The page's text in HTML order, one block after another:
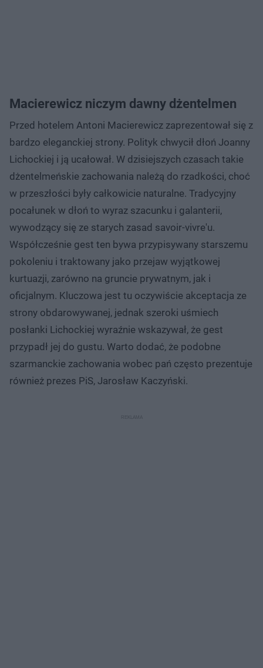
Macierewicz niczym dawny dżentelmen
Przed hotelem Antoni Macierewicz zaprezentował się z
bardzo eleganckiej strony. Polityk chwycił dłoń Joanny
Lichockiej i ją ucałował. W dzisiejszych czasach takie
dżentelmeńskie zachowania należą do rzadkości, choć
w przeszłości były całkowicie naturalne. Tradycyjny
pocałunek w dłoń to wyraz szacunku i galanterii,
wywodzący się ze starych zasad savoir-vivre'u.
Współcześnie gest ten bywa przypisywany starszemu
pokoleniu i traktowany jako przejaw wyjątkowej
kurtuazji, zarówno na gruncie prywatnym, jak i
oficjalnym. Kluczowa jest tu oczywiście akceptacja ze
strony obdarowywanej, jednak szeroki uśmiech
posłanki Lichockiej wyraźnie wskazywał, że gest
przypadł jej do gustu. Warto dodać, że podobne
szarmanckie zachowania wobec pań często prezentuje
również prezes PiS, Jarosław Kaczyński.